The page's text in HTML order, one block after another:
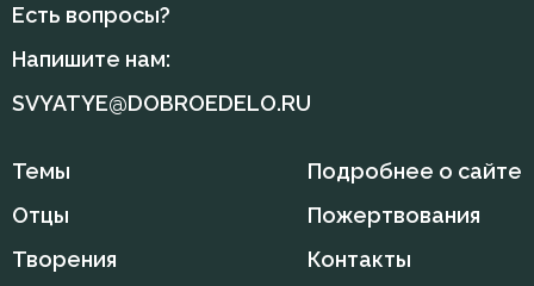
Молитва
Монах
Есть вопросы?
Напишите нам:
SVYATYE@DOBROEDELO.RU
Темы
Отцы
Творения
Подробнее о сайте
Пожертвования
Контакты